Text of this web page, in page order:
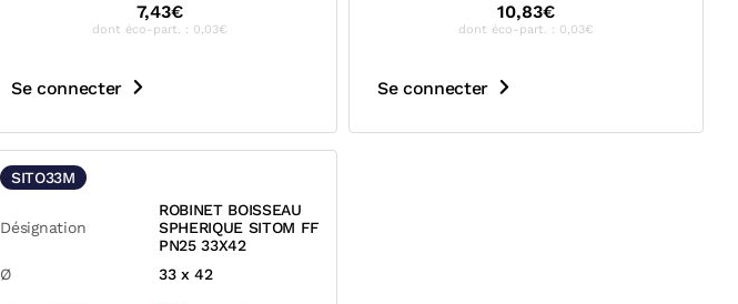
7,43€
dont éco-part. : 0,03€
Se connecter
10,83€
dont éco-part. : 0,03€
Se connecter
SITO33M
Désignation
ROBINET BOISSEAU
SPHERIQUE SITOM FF
PN25 33X42
Ø
33 x 42